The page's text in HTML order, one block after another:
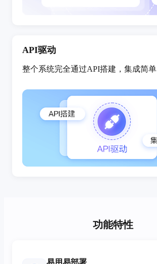
API驱动
整个系统完全通过API搭建，集成简单
功能特性
易用易部署